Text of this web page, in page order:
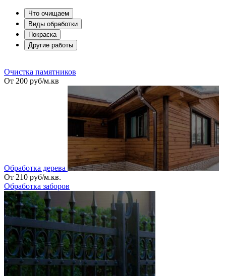
Что очищаем
Виды обработки
Покраска
Другие работы
Очистка памятников
От 200 руб/м.кв
Обработка дерева
От 210 руб/м.кв.
Обработка заборов